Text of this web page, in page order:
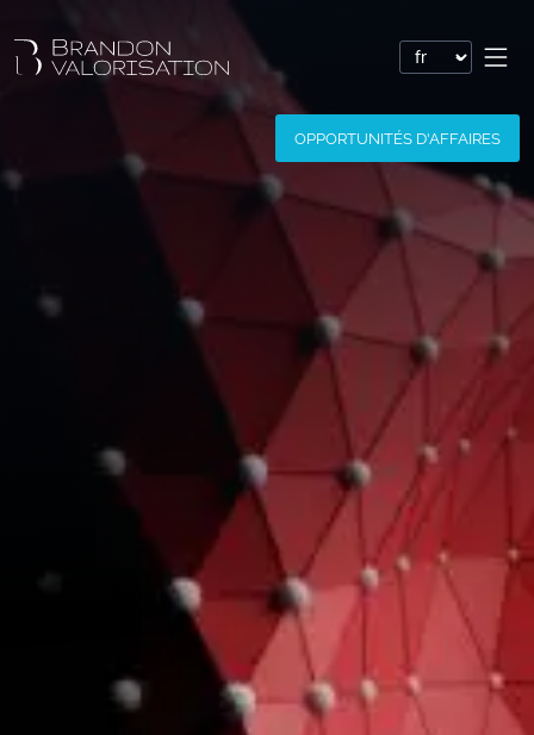
Valorisation financière
Valorisation express : Valo’Flash
Valoriser une société
Valoriser un logiciel
Valoriser un nom de domaine
Valoriser un site Internet
Valoriser des savoir-faire
Évaluer un préjudice
Valorisations contradictoires
Diagnostic valorisation
Conseils en stratégie
OPPORTUNITÉS D'AFFAIRES